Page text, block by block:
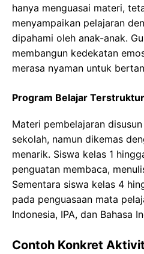
hanya menguasai materi,
menyampaikan pelajaran
dipahami oleh anak-anak.
membangun kedekatan
merasa nyaman untuk
Program Belajar Terstruktur
Materi pembelajaran
sekolah, namun dikemas
menarik. Siswa kelas 1
penguatan membaca,
Sementara siswa kelas 4
pada penguasaan mata
Indonesia, IPA, dan Bahasa
Contoh Konkret